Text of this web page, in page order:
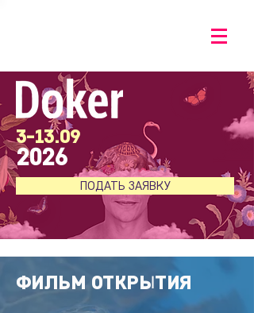
3-13.09
2026
ПОДАТЬ ЗАЯВКУ
ФИЛЬМ ОТКРЫТИЯ